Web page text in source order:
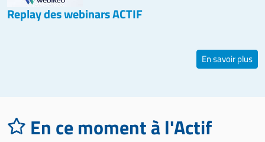
Replay des webinars ACTIF
En savoir plus
En ce moment à l'Actif